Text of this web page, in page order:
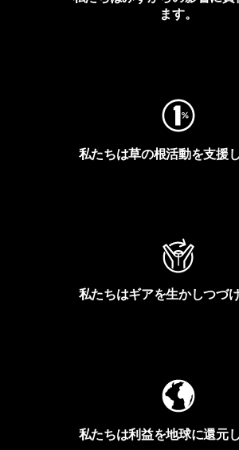
ます。
私たちは草の根活動を支援し
私たちはギアを生かしつづけ
私たちは利益を地球に還元し